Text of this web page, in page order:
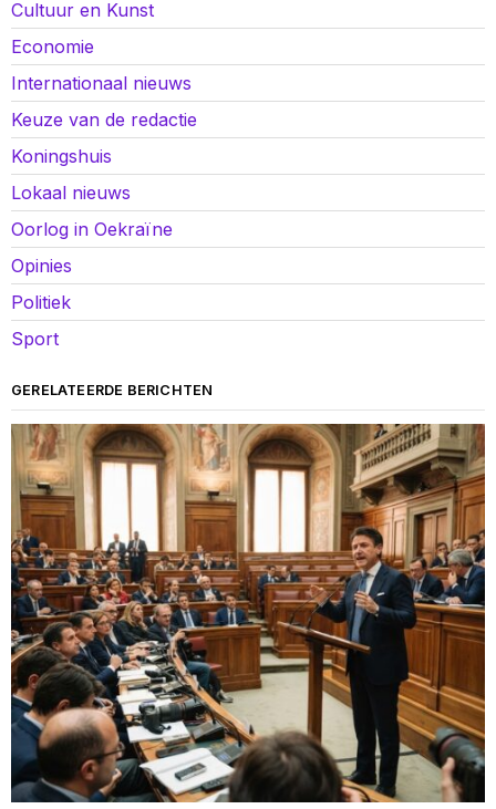
Cultuur en Kunst
Economie
Internationaal nieuws
Keuze van de redactie
Koningshuis
Lokaal nieuws
Oorlog in Oekraïne
Opinies
Politiek
Sport
GERELATEERDE BERICHTEN